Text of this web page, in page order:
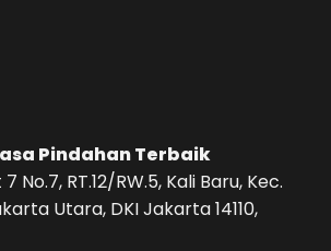
PindahanTerbaik
No.7, RT.12/RW.5, Kali Baru, Kec.
Utara, DKI Jakarta 14110,